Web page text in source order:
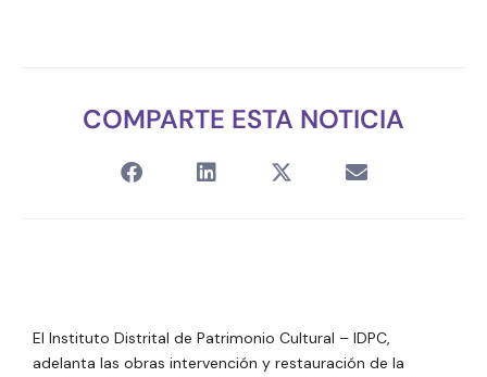
COMPARTE ESTA NOTICIA
El Instituto Distrital de Patrimonio Cultural – IDPC,
adelanta las obras intervención y restauración de la